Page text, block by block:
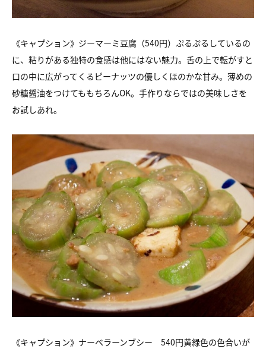
《キャプション》 ジーマーミ豆腐（540円） ぷるぷるしているの
に、粘りがある独特の食感は他にはない魅力。 舌の上で転がすと
口の中に広がってくるピーナッツの優しくほのかな甘み。 薄めの
砂糖醤油をつけてももちろんOK。 手作りならではの美味しさを
お試しあれ。
《キャプション》 ナーベラーンブシー 540円黄緑色の色合いが